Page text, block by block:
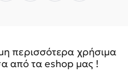
περισσότερα χρήσιμα
από τα eshop μας !